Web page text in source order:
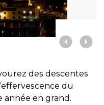
des descentes
du
en grand.